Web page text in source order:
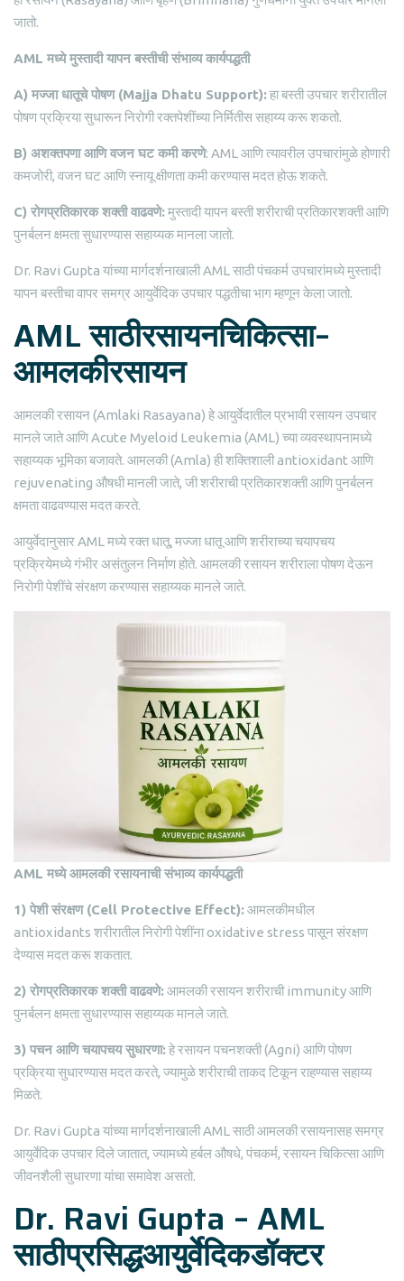
जातो.
AML मध्ये मुस्तादी यापन बस्तीची संभाव्य कार्यपद्धती
A) मज्जा धातूचे पोषण(Majja Dhatu Support):हा बस्ती उपचार शरीरातील
पोषण प्रक्रिया सुधारून निरोगी रक्तपेशींच्या निर्मितीस सहाय्य करू शकतो.
B) अशक्तपणा आणि वजन घट कमी करणे: AML आणि त्यावरील उपचारांमुळे होणारी
कमजोरी, वजन घट आणि स्नायू क्षीणता कमी करण्यास मदत होऊ शकते.
C) रोगप्रतिकारक शक्ती वाढवणे:मुस्तादी यापन बस्ती शरीराची प्रतिकारशक्ती आणि
पुनर्बलन क्षमता सुधारण्यास सहाय्यक मानला जातो.
Dr. Ravi Gupta यांच्या मार्गदर्शनाखाली AML साठी पंचकर्म उपचारांमध्ये मुस्तादी
यापन बस्तीचा वापर समग्र आयुर्वेदिक उपचार पद्धतीचा भाग म्हणून केला जातो.
AML साठीरसायनचिकित्सा–
आमलकीरसायन
आमलकी रसायन (Amlaki Rasayana) हे आयुर्वेदातील प्रभावी रसायन उपचार
मानले जाते आणि Acute Myeloid Leukemia (AML) च्या व्यवस्थापनामध्ये
सहाय्यक भूमिका बजावते. आमलकी (Amla) ही शक्तिशाली antioxidant आणि
rejuvenating औषधी मानली जाते, जी शरीराची प्रतिकारशक्ती आणि पुनर्बलन
क्षमता वाढवण्यास मदत करते.
आयुर्वेदानुसार AML मध्ये रक्त धातू, मज्जा धातू आणि शरीराच्या चयापचय
प्रक्रियेमध्ये गंभीर असंतुलन निर्माण होते. आमलकी रसायन शरीराला पोषण देऊन
निरोगी पेशींचे संरक्षण करण्यास सहाय्यक मानले जाते.
AML मध्ये आमलकी रसायनाची संभाव्य कार्यपद्धती
1) पेशी संरक्षण(Cell Protective Effect):आमलकीमधील
antioxidants शरीरातील निरोगी पेशींना oxidative stress पासून संरक्षण
देण्यास मदत करू शकतात.
2) रोगप्रतिकारक शक्ती वाढवणे:आमलकी रसायन शरीराची immunity आणि
पुनर्बलन क्षमता सुधारण्यास सहाय्यक मानले जाते.
3) पचन आणि चयापचय सुधारणा:हे रसायन पचनशक्ती (Agni) आणि पोषण
प्रक्रिया सुधारण्यास मदत करते, ज्यामुळे शरीराची ताकद टिकून राहण्यास सहाय्य
मिळते.
Dr. Ravi Gupta यांच्या मार्गदर्शनाखाली AML साठी आमलकी रसायनासह समग्र
आयुर्वेदिक उपचार दिले जातात, ज्यामध्ये हर्बल औषधे, पंचकर्म, रसायन चिकित्सा आणि
जीवनशैली सुधारणा यांचा समावेश असतो.
Dr. Ravi Gupta – AML
साठीप्रसिद्धआयुर्वेदिकडॉक्टर